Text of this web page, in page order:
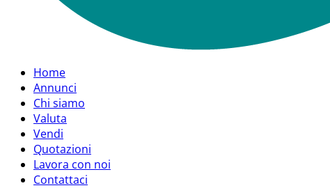
Home
Annunci
Chi siamo
Valuta
Vendi
Quotazioni
Lavora con noi
Contattaci